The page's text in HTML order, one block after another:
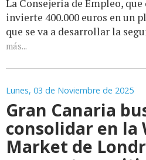
La Consejería de Empleo,
invierte 400.000 euros en un
que se va a desarrollar la
más...
Lunes, 03 de Noviembre de 2025
Gran Canaria
consolidar en la
Market de